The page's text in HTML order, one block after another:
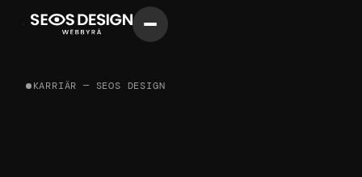
KARRIÄR — SEOS DESIGN